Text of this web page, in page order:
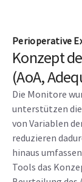
Perioperative
Konzept
(AoA,
Die Monitore
unterstützen
von Variablen
reduzieren
hinaus
Tools das